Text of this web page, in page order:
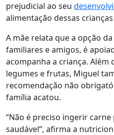
prejudicial ao seu
alimentação dessas
A mãe relata que a opção
familiares e amigos, é
acompanha a criança. Além
legumes e frutas, Miguel
recomendação não
família acatou.
“Não é preciso ingerir
saudável“, afirma a